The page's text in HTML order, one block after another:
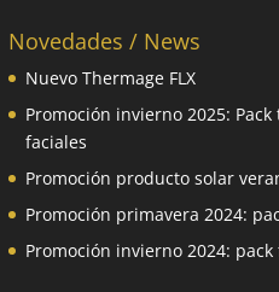
Novedades / News
Nuevo Thermage FLX
Promoción invierno 2025:
faciales
Promoción producto solar
Promoción primavera 2024:
Promoción invierno 2024: pack